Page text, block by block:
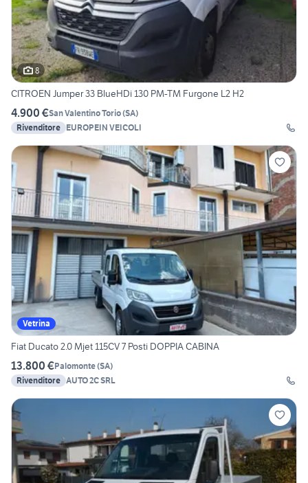
8
CITROEN Jumper 33 BlueHDi 130 PM-TM Furgone L2 H2
4.900 €San Valentino Torio(SA)
Rivenditore EUROPEIN VEICOLI
Vetrina
Fiat Ducato 2.0 Mjet 115CV 7 Posti DOPPIA CABINA
13.800 €Palomonte(SA)
Rivenditore AUTO 2C SRL